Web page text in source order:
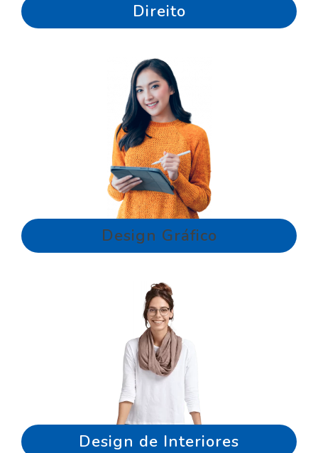
Direito
Design Gráfico
Design de Interiores